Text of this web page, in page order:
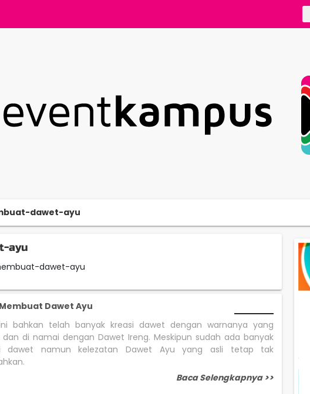
dawet-ayu
ayu
dawet-ayu
Dawet Ayu
bahkan telah banyak kreasi dawet dengan warnanya yang
di namai dengan Dawet Ireng. Meskipun sudah ada banyak
dawet namun kelezatan Dawet Ayu yang asli tetap tak
Baca Selengkapnya >>